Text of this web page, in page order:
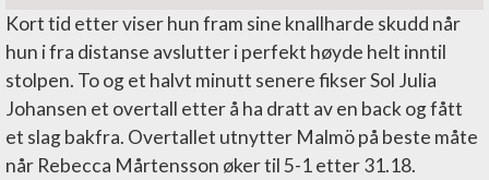
Kort tid etter viser hun fram sine knallharde skudd når
hun i fra distanse avslutter i perfekt høyde helt inntil
stolpen. To og et halvt minutt senere fikser Sol Julia
Johansen et overtall etter å ha dratt av en back og fått
et slag bakfra. Overtallet utnytter Malmö på beste måte
når Rebecca Mårtensson øker til 5-1 etter 31.18.